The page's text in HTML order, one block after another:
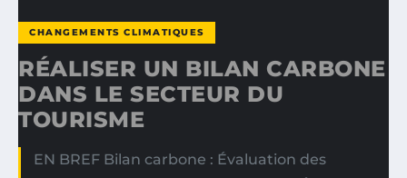
CHANGEMENTS CLIMATIQUES
RÉALISER UN BILAN CARBONE
DANS LE SECTEUR DU
TOURISME
EN BREF Bilan carbone : Évaluation des